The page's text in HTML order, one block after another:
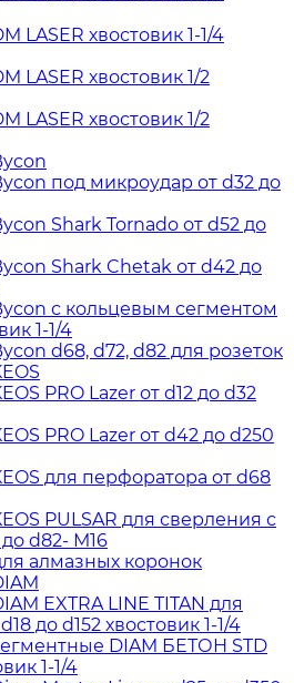
LASER хвостовик 1-1/4
LASER хвостовик 1/2
LASER хвостовик 1/2
под микроудар от d32 до
Shark Tornado от d52 до
Shark Chetak от d42 до
с кольцевым сегментом
1-1/4
d68, d72, d82 для розеток
PRO Lazer от d12 до d32
PRO Lazer от d42 до d250
для перфоратора от d68
PULSAR для сверления с
d82- М16
алмазных коронок
EXTRA LINE TITAN для
до d152 хвостовик 1-1/4
DIAM БЕТОН STD
1-1/4